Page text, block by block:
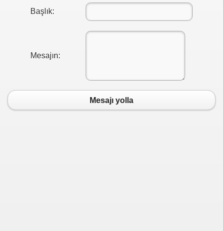
Başlık:
Mesajın:
Mesajı yolla